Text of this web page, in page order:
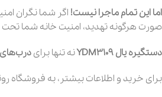
اما این تمام ماجرا نیست! اگر شما نگران
صورت هرگونه تهدید، امنیت خانه شما تحت
دستگیره یال YDM3109
نه تنها برای
برای خرید و اطلاعات بیشتر، به فروشگاه‌